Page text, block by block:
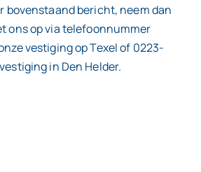
bovenstaand bericht, neem dan
ons op via telefoonnummer
vestiging op Texel of 0223-
in Den Helder.